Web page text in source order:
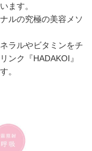
ます。
ルの究極の美容メソ
ラルやビタミンをチ
ンク『HADAKOI』
。